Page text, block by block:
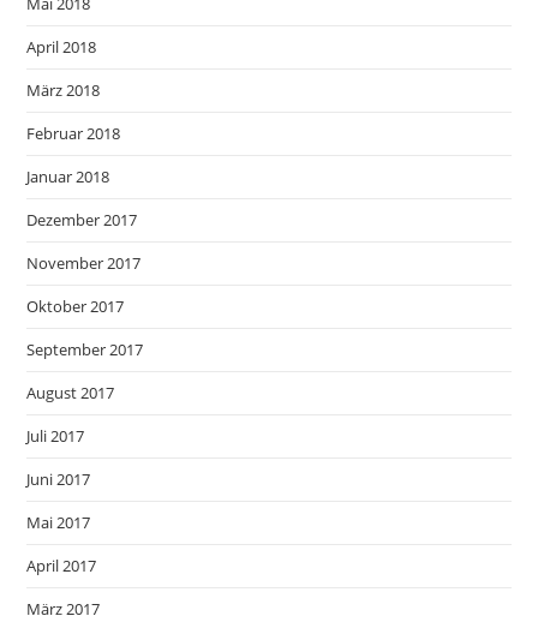
April 2018
März 2018
Februar 2018
Januar 2018
Dezember 2017
November 2017
Oktober 2017
September 2017
August 2017
Juli 2017
Juni 2017
Mai 2017
April 2017
März 2017